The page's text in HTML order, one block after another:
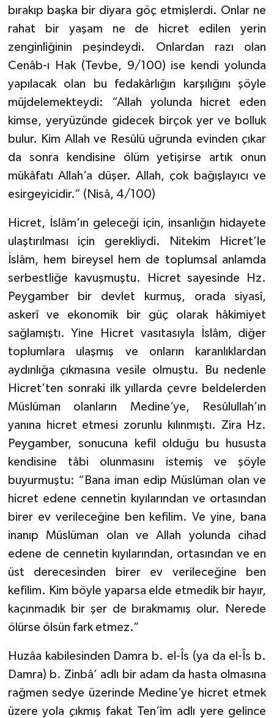
bırakıp başka bir diyara göç etmişlerdi. Onlar ne
rahat bir yaşam ne de hicret edilen yerin
zenginliğinin peşindeydi. Onlardan razı olan
Cenâb-ı Hak (Tevbe, 9/100) ise kendi yolunda
yapılacak olan bu fedakârlığın karşılığını şöyle
müjdelemekteydi: “Allah yolunda hicret eden
kimse, yeryüzünde gidecek birçok yer ve bolluk
bulur. Kim Allah ve Resûlü uğrunda evinden çıkar
da sonra kendisine ölüm yetişirse artık onun
mükâfatı Allah’a düşer. Allah, çok bağışlayıcı ve
esirgeyicidir.” (Nisâ, 4/100)
Hicret, İslâm’ın geleceği için, insanlığın hidayete
ulaştırılması için gerekliydi. Nitekim Hicret’le
İslâm, hem bireysel hem de toplumsal anlamda
serbestliğe kavuşmuştu. Hicret sayesinde Hz.
Peygamber bir devlet kurmuş, orada siyasî,
askerî ve ekonomik bir güç olarak hâkimiyet
sağlamıştı. Yine Hicret vasıtasıyla İslâm, diğer
toplumlara ulaşmış ve onların karanlıklardan
aydınlığa çıkmasına vesile olmuştu. Bu nedenle
Hicret’ten sonraki ilk yıllarda çevre beldelerden
Müslüman olanların Medine’ye, Resûlullah’ın
yanına hicret etmesi zorunlu kılınmıştı. Zira Hz.
Peygamber, sonucuna kefil olduğu bu hususta
kendisine tâbi olunmasını istemiş ve şöyle
buyurmuştu: “Bana iman edip Müslüman olan ve
hicret edene cennetin kıyılarından ve ortasından
birer ev verileceğine ben kefilim. Ve yine, bana
inanıp Müslüman olan ve Allah yolunda cihad
edene de cennetin kıyılarından, ortasından ve en
üst derecesinden birer ev verileceğine ben
kefilim. Kim böyle yaparsa elde etmedik bir hayır,
kaçınmadık bir şer de bırakmamış olur. Nerede
ölürse ölsün fark etmez.”
Huzâa kabilesinden Damra b. el-Îs (ya da el-Îs b.
Damra) b. Zinbâ’ adlı bir adam da hasta olmasına
rağmen sedye üzerinde Medine’ye hicret etmek
üzere yola çıkmış fakat Ten’îm adlı yere gelince